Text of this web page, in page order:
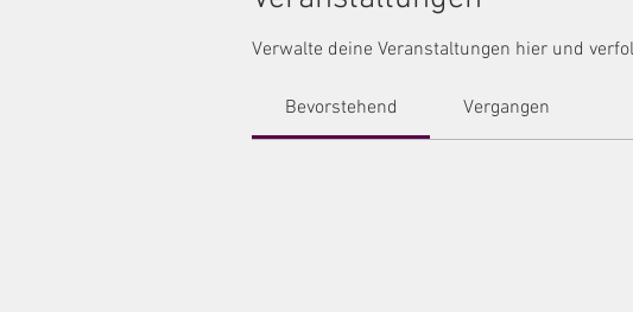
Verwalte deine Veranstaltungen hier und
Bevorstehend Vergangen